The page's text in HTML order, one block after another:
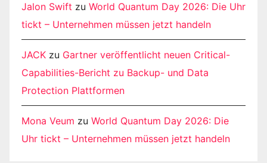
Jalon Swift zu World Quantum Day 2026: Die Uhr
tickt – Unternehmen müssen jetzt handeln
JACK zu Gartner veröffentlicht neuen Critical-
Capabilities-Bericht zu Backup- und Data
Protection Plattformen
Mona Veum zu World Quantum Day 2026: Die
Uhr tickt – Unternehmen müssen jetzt handeln